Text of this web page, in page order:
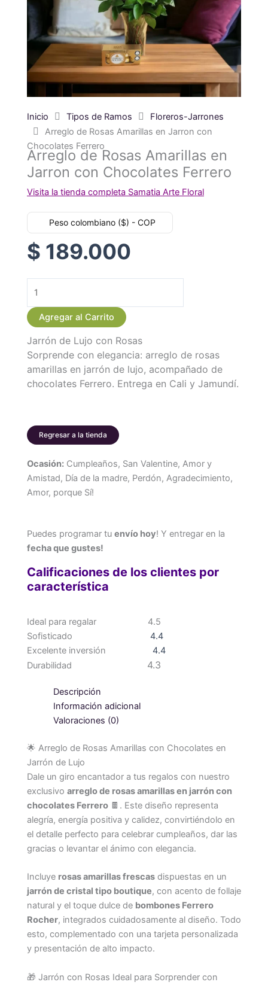
Inicio Tipos de Ramos
Floreros-Jarrones
Arreglo de Rosas Amarillas en Jarron con
Chocolates Ferrero
Arreglo de Rosas Amarillas en
Jarron con Chocolates Ferrero
Visita la tienda completa Samatia Arte Floral
Peso colombiano ($) - COP
$ 189.000
Arreglo
de
Rosas
Amarillas
en
Jarron
con
cantidad
Agregar al Carrito
Jarrón de Lujo con Rosas
Sorprende con elegancia: arreglo de rosas
amarillas en jarrón de lujo, acompañado de
chocolates Ferrero. Entrega en Cali y Jamundí.
Regresar a la tienda
Ocasión: Cumpleaños, San Valentine, Amor y
Amistad, Día de la madre, Perdón, Agradecimiento,
Amor, porque Sí!
Puedes programar tu envío hoy! Y entregar en la
fecha que gustes!
Calificaciones de los clientes por
característica
Ideal para regalar
4.5
Sofisticado
4.4
Excelente inversión
4.4
Durabilidad
4.3
Descripción
Información adicional
Valoraciones (0)
🌟 Arreglo de Rosas Amarillas con Chocolates en
Jarrón de Lujo
Dale un giro encantador a tus regalos con nuestro
exclusivo arreglo de rosas amarillas en jarrón con
chocolates Ferrero 🍫. Este diseño representa
alegría, energía positiva y calidez, convirtiéndolo en
el detalle perfecto para celebrar cumpleaños, dar las
gracias o levantar el ánimo con elegancia.
Incluye rosas amarillas frescas dispuestas en un
jarrón de cristal tipo boutique, con acento de follaje
natural y el toque dulce de bombones Ferrero
Rocher, integrados cuidadosamente al diseño. Todo
esto, complementado con una tarjeta personalizada
y presentación de alto impacto.
🎁 Jarrón con Rosas Ideal para Sorprender con